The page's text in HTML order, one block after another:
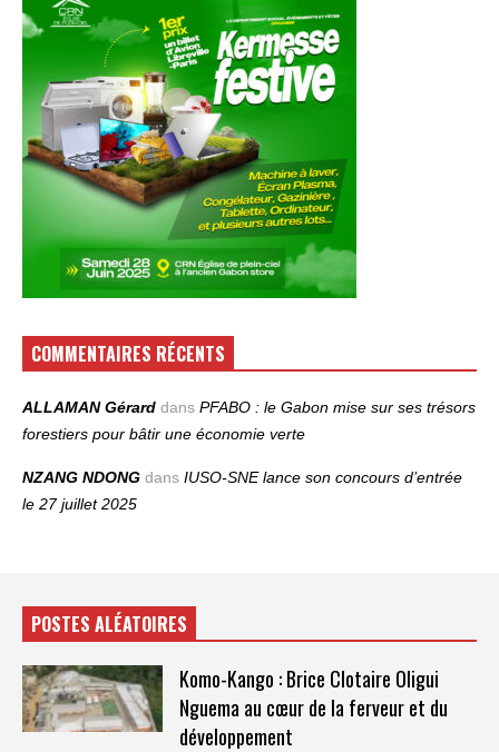
COMMENTAIRES RÉCENTS
ALLAMAN Gérard dans PFABO : le Gabon mise sur ses trésors
forestiers pour bâtir une économie verte
NZANG NDONG dans IUSO‑SNE lance son concours d’entrée
le 27 juillet 2025
POSTES ALÉATOIRES
Komo-Kango : Brice Clotaire Oligui
Nguema au cœur de la ferveur et du
développement